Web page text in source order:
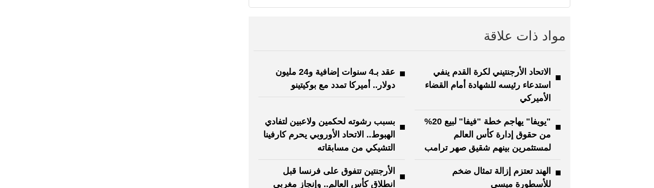
مواد ذات علاقة
الاتحاد الأرجنتيني لكرة القدم ينفي
استدعاء رئيسه للشهادة أمام القضاء
الأميركي
عقد بـ4 سنوات إضافية و24 مليون
دولار.. أميركا تمدد مع بوكيتينو
"يويفا" يهاجم خطة "فيفا" لبيع 20%
من حقوق إدارة كأس العالم
لمستثمرين بينهم شقيق صهر ترامب
بسبب رشوته لحكمين ولاعبين لتفادي
الهبوط.. الاتحاد الأوروبي يحرم كارفينا
التشيكي من مسابقاته
الهند تعتزم إزالة تمثال ضخم
للأسطورة ميسي
الأرجنتين تتفوق على فرنسا قبل
انطلاق كأس العالم.. وإنجاز مغربي